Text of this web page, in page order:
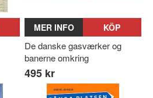
MER INFO KÖP
De danske gasværker og
banerne omkring
495 kr